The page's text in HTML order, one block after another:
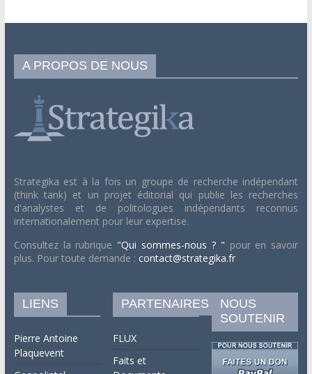
A PROPOS DE NOUS
Strategika est à la fois un groupe de recherche indépendant
(think tank) et un projet éditorial qui publie les recherches
d'analystes et de politologues indépendants reconnus
internationalement pour leur expertise.
Consultez la rubrique "Qui sommes-nous ? " pour en savoir
plus. Pour toute demande : contact@strategika.fr
LIENS
Pierre Antoine
Plaquevent
PARTENAIRES
FLUX
Faits et
NOUS
SOUTENIR